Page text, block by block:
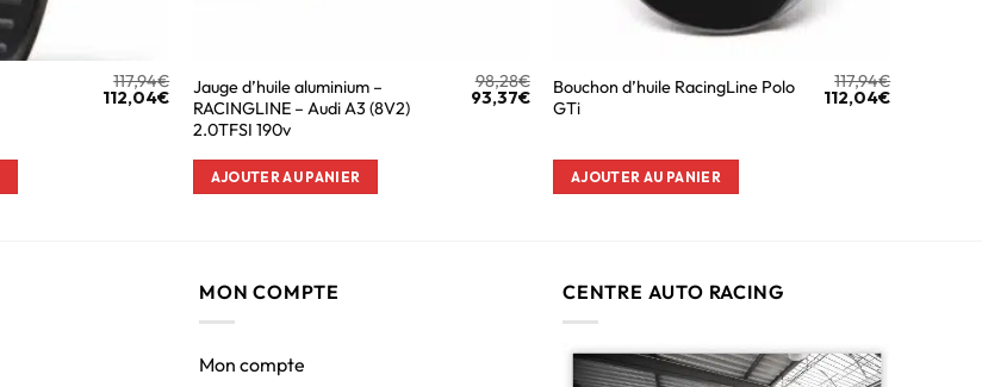
117,94€
112,04€
Jauge d’huile aluminium –
RACINGLINE – Audi A3 (8V2)
2.0TFSI 190v
98,28€
93,37€
AJOUTER AU PANIER
Bouchon d’huile RacingLine Polo
GTi
117,94€
112,04€
AJOUTER AU PANIER
MON COMPTE
Mon compte
CENTRE AUTO RACING